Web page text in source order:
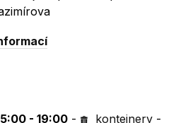
- 19:00 - kontejnery -